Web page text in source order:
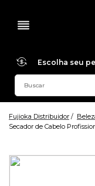
Escolha seu
Fujioka Distribuidor
Secador de Cabelo